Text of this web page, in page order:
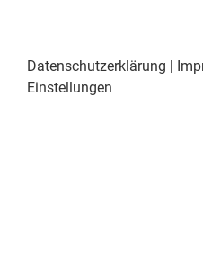
Datenschutzerklärung |
Einstellungen